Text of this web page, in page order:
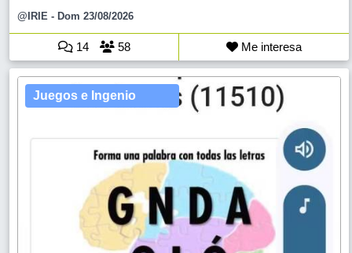
@IRIE - Dom 23/08/2026
14 58 Me interesa
Juegos e Ingenio